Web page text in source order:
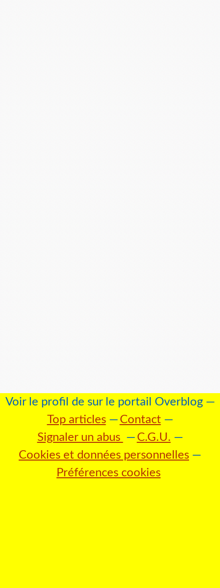
Voir le profil de sur le portail Overblog
Top articles
Contact
Signaler un abus
C.G.U.
Cookies et données personnelles
Préférences cookies